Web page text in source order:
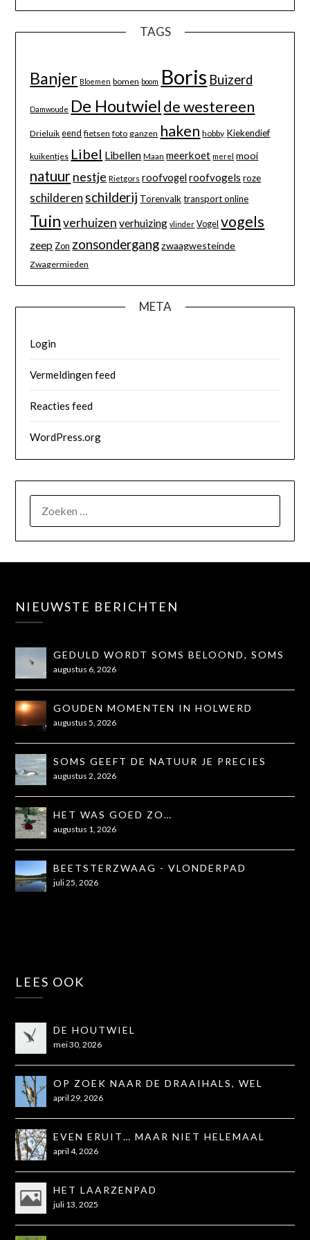
TAGS
Banjer Bloemen bomen boom Boris Buizerd
Damwoude De Houtwielde westereen
Drieluik eend fietsen foto ganzen haken hobby Kiekendief
kuikentjes Libel Libellen Maan meerkoet merel mooi
natuurnestje Rietgors roofvogel roofvogels roze
schilderen schilderij Torenvalk transport online
Tuin verhuizen verhuizing vlinder Vogel vogels
zeep Zon zonsondergang zwaagwesteinde
Zwagermieden
META
Login
Vermeldingen feed
Reacties feed
WordPress.org
NIEUWSTE BERICHTEN
GEDULD WORDT SOMS BELOOND, SOMS
OOK NIET...
augustus 6, 2026
GOUDEN MOMENTEN IN HOLWERD
augustus 5, 2026
SOMS GEEFT DE NATUUR JE PRECIES
WAT JE NODIG HEBT
augustus 2, 2026
HET WAS GOED ZO…
augustus 1, 2026
BEETSTERZWAAG - VLONDERPAD
juli 25, 2026
LEES OOK
DE HOUTWIEL
mei 30, 2026
OP ZOEK NAAR DE DRAAIHALS, WEL
GEZIEN, NIET OP DE FOTO
april 29, 2026
EVEN ERUIT… MAAR NIET HELEMAAL
ZOALS GEHOOPT
april 4, 2026
HET LAARZENPAD
juli 13, 2025